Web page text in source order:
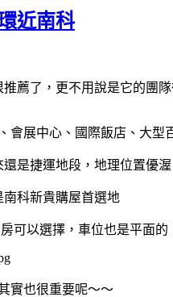
近南科
薦了，更不用說是它的團
會展中心、國際飯店、大型
是捷運地段，地理位置優渥
科新貴購屋首選地
可以選擇，車位也是平面的
實也很重要呢～～